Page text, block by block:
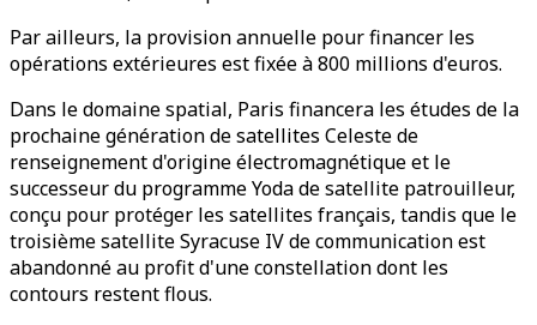
Par ailleurs, la provision annuelle pour financer les
opérations extérieures est fixée à 800 millions d'euros.
Dans le domaine spatial, Paris financera les études de la
prochaine génération de satellites Celeste de
renseignement d'origine électromagnétique et le
successeur du programme Yoda de satellite patrouilleur,
conçu pour protéger les satellites français, tandis que le
troisième satellite Syracuse IV de communication est
abandonné au profit d'une constellation dont les
contours restent flous.